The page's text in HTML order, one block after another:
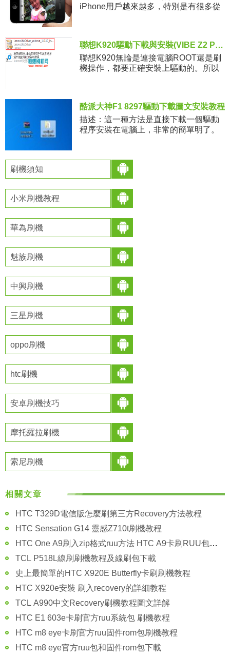
iPhone用戶越來越多，特別是有很多從
聯想K920驅動下載與安裝(VIBE Z2 PRO)
聯想K920無論是連接電腦ROOT還是刷
機操作，都要正確安裝上驅動的。所以
酷派大神F1 8297驅動下載圖文安裝教程
描述：這一種方法是直接下載一個驅動
程序安裝在電腦上，非常的簡單明了。
解壓出來之後有個文件夾3：然後
刷機須知
小米刷機教程
華為刷機
魅族刷機
中興刷機
三星刷機
oppo刷機
htc刷機
安卓刷機技巧
摩托羅拉刷機
索尼刷機
相關文章
HTC T329D電信版怎麼刷第三方Recovery方法教程
HTC Sensation G14 靈感Z710t刷機教程
HTC One A9刷入zip格式ruu方法 HTC A9卡刷RUU包教程
TCL P518L線刷刷機教程及線刷包下載
史上最簡單的HTC X920E Butterfly卡刷刷機教程
HTC X920e安裝 刷入recovery的詳細教程
TCL A990中文Recovery刷機教程圖文詳解
HTC E1 603e卡刷官方ruu系統包 刷機教程
HTC m8 eye卡刷官方ruu固件rom包刷機教程
HTC m8 eye官方ruu包和固件rom包下載